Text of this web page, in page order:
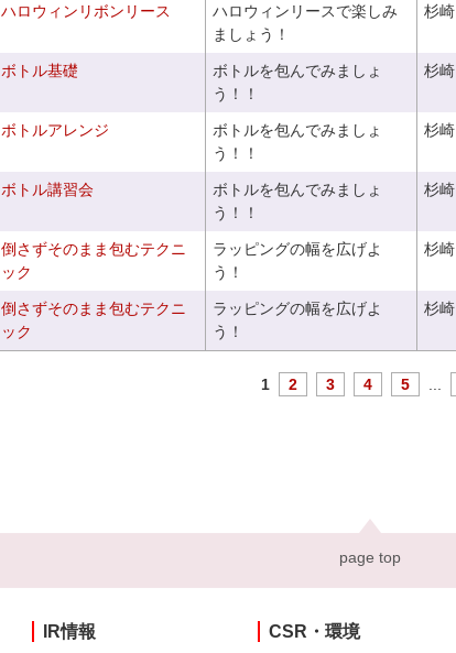
ハロウィンリボンリース
ハロウィンリースで楽しみ
ましょう！
杉崎
ボトル基礎
ボトルを包んでみましょ
う！！
杉崎
ボトルアレンジ
ボトルを包んでみましょ
う！！
杉崎
ボトル講習会
ボトルを包んでみましょ
う！！
杉崎
倒さずそのまま包むテクニ
ック
ラッピングの幅を広げよ
う！
杉崎
倒さずそのまま包むテクニ
ック
ラッピングの幅を広げよ
う！
杉崎
1 2 3 4 5
page top
IR情報 CSR・環境